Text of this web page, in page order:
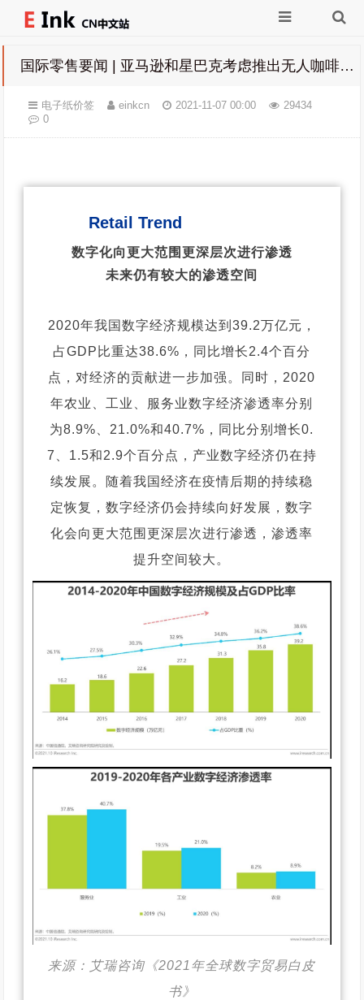
国际零售要闻 | 亚马逊和星巴克考虑推出无人咖啡店; 乐购在伦敦开设第一家免收银店；Zara在伦敦开设全新数字化门店...
电子纸价签 einkcn 2021-11-07 00:00
29434
0
Retail Trend
数字化向更大范围更深层次进行渗透
未来仍有较大的渗透空间
2020年我国数字经济规模达到39.2万亿元，
占GDP比重达38.6%，同比增长2.4个百分
点，对经济的贡献进一步加强。同时，2020
年农业、工业、服务业数字经济渗透率分别
为8.9%、21.0%和40.7%，同比分别增长0.
7、1.5和2.9个百分点，产业数字经济仍在持
续发展。随着我国经济在疫情后期的持续稳
定恢复，数字经济仍会持续向好发展，数字
化会向更大范围更深层次进行渗透，渗透率
提升空间较大。
来源：艾瑞咨询《2021年全球数字贸易白皮
书》